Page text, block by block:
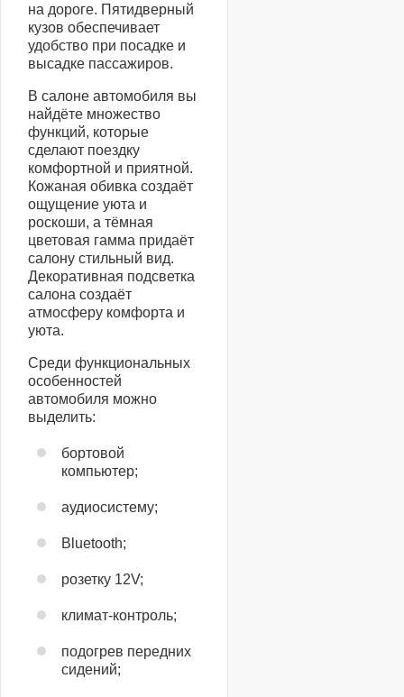
на дороге. Пятидверный
кузов обеспечивает
удобство при посадке и
высадке пассажиров.
В салоне автомобиля вы
найдёте множество
функций, которые
сделают поездку
комфортной и приятной.
Кожаная обивка создаёт
ощущение уюта и
роскоши, а тёмная
цветовая гамма придаёт
салону стильный вид.
Декоративная подсветка
салона создаёт
атмосферу комфорта и
уюта.
Среди функциональных
особенностей
автомобиля можно
выделить:
бортовой
компьютер;
аудиосистему;
Bluetooth;
розетку 12V;
климат-контроль;
подогрев передних
сидений;